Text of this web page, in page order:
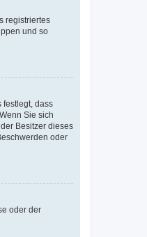
registriertes
und so
festlegt, dass
Sie sich
Besitzer dieses
oder
oder der